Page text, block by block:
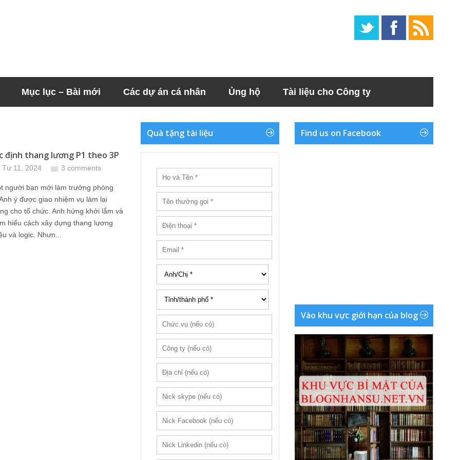
Mục lục – Bài mới Các dự án cá nhân Ủng hộ Tài liệu cho Công ty
định thang lương P1 theo 3P
Tư 11, 2024 3 comments
người bạn mới làm trưởng phòng
ý được giao nhiệm vụ làm lại
cho tổ chức. Anh hứng khởi lắm và
hiểu cách xây dựng thang lương
và logic. Nhưn...
Quà tặng tài liệu Find us on Facebook
Vào khu vực giới hạn của blog